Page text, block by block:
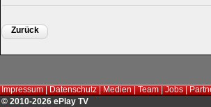
Zurück
Impressum|Datenschutz|Medien|Team|Jobs|
© 2010-2026 ePlay TV